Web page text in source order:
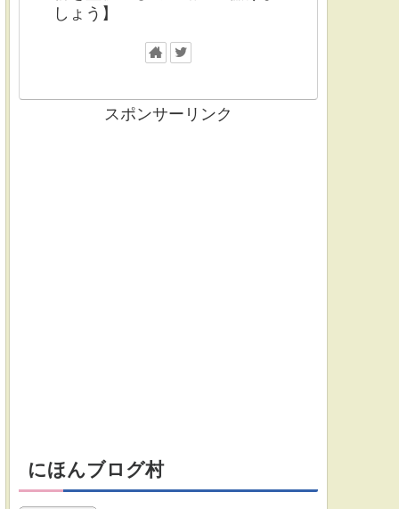
しょう】
スポンサーリンク
にほんブログ村